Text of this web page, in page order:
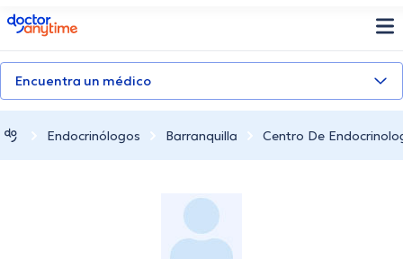
doctoranytime
Encuentra un médico
Endocrinólogos Barranquilla Centro De